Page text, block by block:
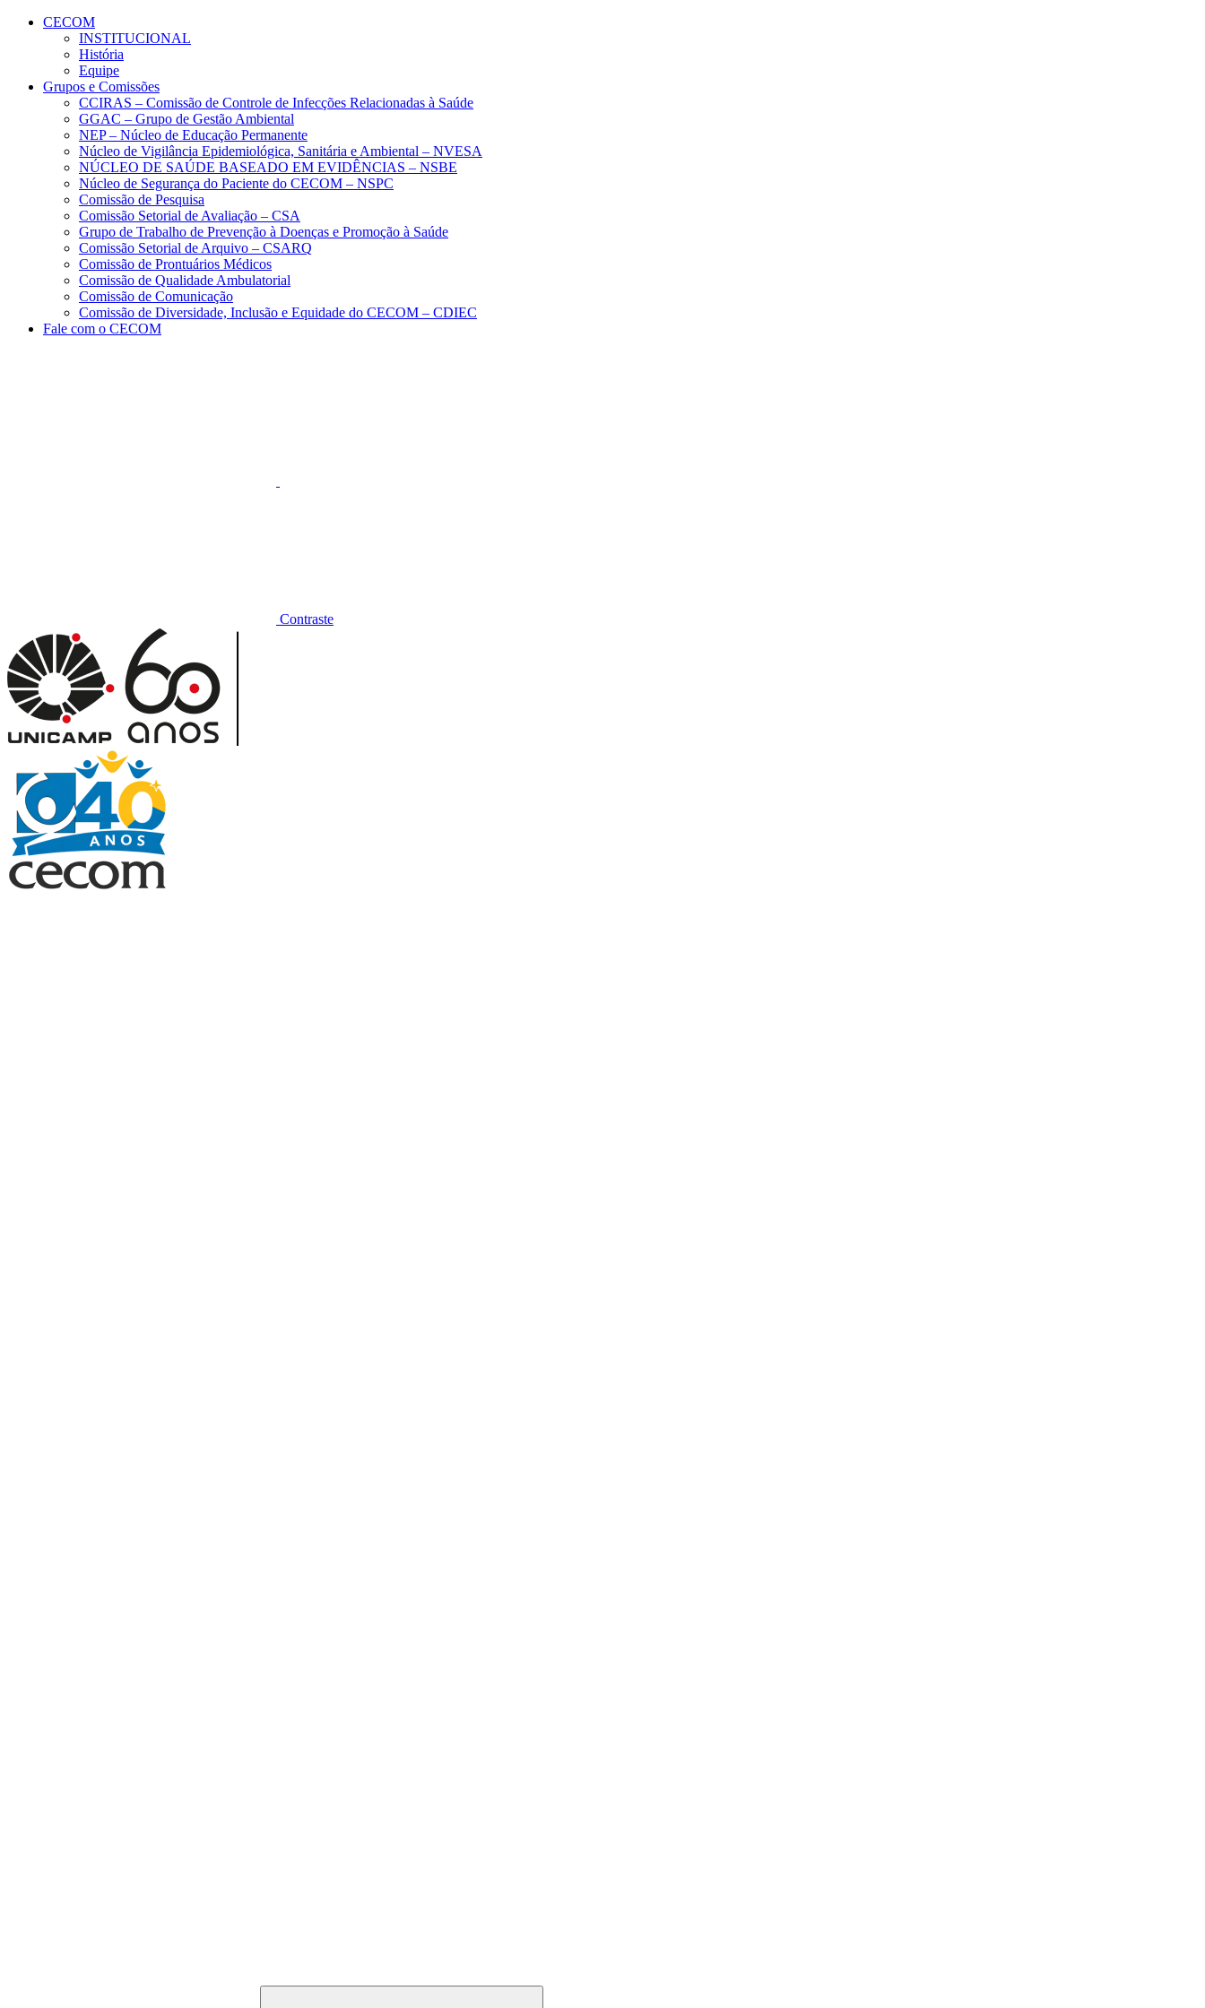
Conteúdo principal
CECOM
INSTITUCIONAL
História
Equipe
Grupos e Comissões
CCIRAS – Comissão de Controle de Infecções Relacionadas à Saúde
GGAC – Grupo de Gestão Ambiental
NEP – Núcleo de Educação Permanente
Núcleo de Vigilância Epidemiológica, Sanitária e Ambiental – NVESA
NÚCLEO DE SAÚDE BASEADO EM EVIDÊNCIAS – NSBE
Núcleo de Segurança do Paciente do CECOM – NSPC
Comissão de Pesquisa
Comissão Setorial de Avaliação – CSA
Grupo de Trabalho de Prevenção à Doenças e Promoção à Saúde
Comissão Setorial de Arquivo – CSARQ
Comissão de Prontuários Médicos
Comissão de Qualidade Ambulatorial
Comissão de Comunicação
Comissão de Diversidade, Inclusão e Equidade do CECOM – CDIEC
Fale com o CECOM
Contraste